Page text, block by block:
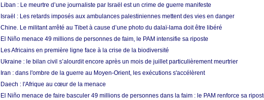
Liban : Le meurtre d’une journaliste par Israël est un crime de guerre manifeste
Israël : Les retards imposés aux ambulances palestiniennes mettent des vies en danger
Chine. Le militant arrêté au Tibet à cause d’une photo du dalaï-lama doit être libéré
El Niño menace 49 millions de personnes de faim, le PAM intensifie sa riposte
Les Africains en première ligne face à la crise de la biodiversité
Ukraine : le bilan civil s’alourdit encore après un mois de juillet particulièrement meurtrier
Iran : dans l'ombre de la guerre au Moyen-Orient, les exécutions s'accélèrent
Daech : l'Afrique au cœur de la menace
El Niño menace de faire basculer 49 millions de personnes dans la faim : le PAM renforce sa